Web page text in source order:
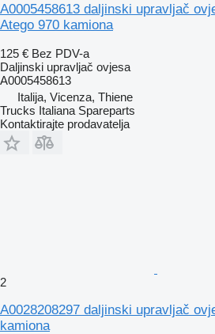
A0005458613 daljinski upravljač
Atego 970 kamiona
125 € Bez PDV-a
Daljinski upravljač ovjesa
A0005458613
Italija, Vicenza, Thiene
Trucks Italiana Spareparts
Kontaktirajte prodavatelja
2
A0028208297 daljinski upravljač
kamiona